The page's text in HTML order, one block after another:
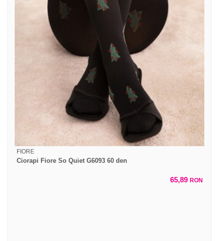
FIORE
Ciorapi Fiore So Quiet G6093 60 den
65,89 RON